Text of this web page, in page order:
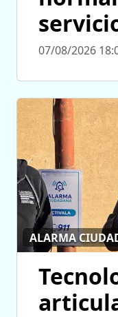
07/08/2026
ALARMA